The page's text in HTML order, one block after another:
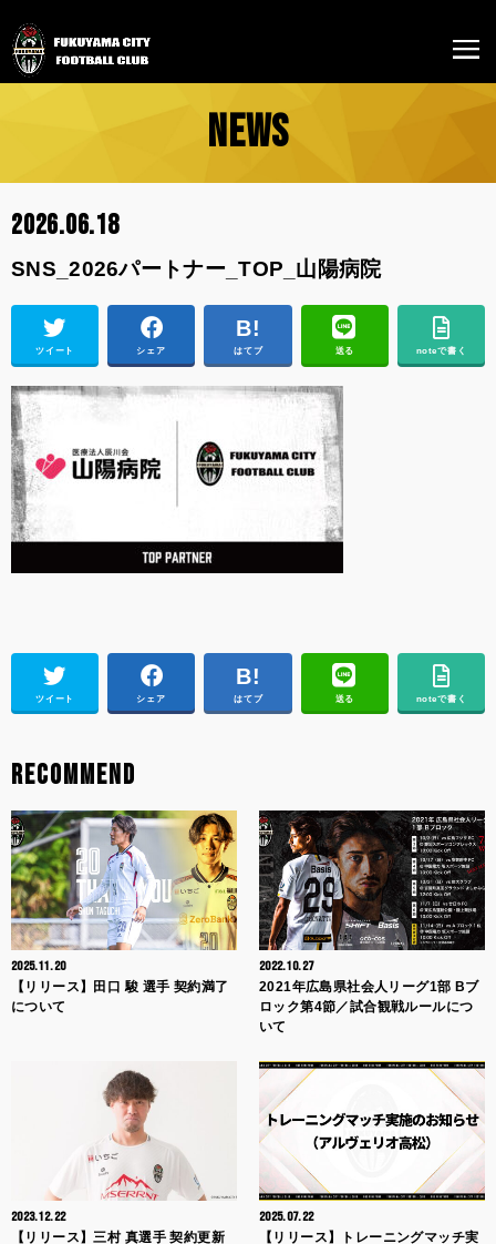
NEWS
2026.06.18
SNS_2026パートナー_TOP_山陽病院
ツイート シェア はてブ 送る noteで書く
ツイート シェア はてブ 送る noteで書く
RECOMMEND
2025.11.20
【リリース】田口 駿 選手 契約満了
について
2022.10.27
2021年広島県社会人リーグ1部 Bブ
ロック第4節／試合観戦ルールにつ
いて
2023.12.22
【リリース】三村 真選手 契約更新
2025.07.22
【リリース】トレーニングマッチ実